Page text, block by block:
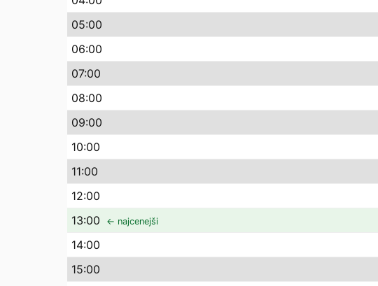
05:00
06:00
07:00
08:00
09:00
10:00
11:00
12:00
13:00 ← najcenejši
14:00
15:00